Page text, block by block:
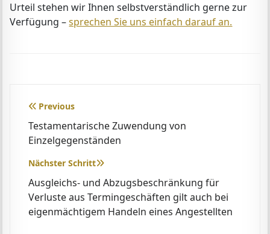
Urteil stehen wir Ihnen selbstverständlich gerne zur
Verfügung –sprechen Sie uns einfach darauf an.
Beitragsnavigation
Previous
Testamentarische Zuwendung von
Einzelgegenständen
Nächster Schritt
Ausgleichs- und Abzugsbeschränkung für
Verluste aus Termingeschäften gilt auch bei
eigenmächtigem Handeln eines Angestellten